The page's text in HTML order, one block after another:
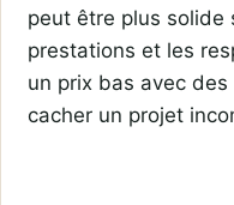
peut être plus solide
prestations et les
un prix bas avec
cacher un projet